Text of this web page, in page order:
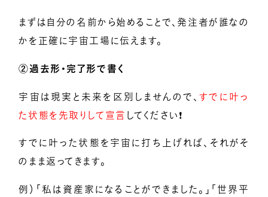
まずは自分の名前から始めることで、発注者が誰なの
かを正確に宇宙工場に伝えます。
②過去形・完了形で書く
宇宙は現実と未来を区別しませんので、すでに叶っ
た状態を先取りして宣言 してください❗
すでに叶った状態を宇宙に打ち上げれば、それがそ
のまま返ってきます。
例）「私は資産家になることができました。」「世界平